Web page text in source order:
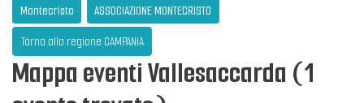
Montecristo
ASSOCIAZIONE MONTECRISTO
Torna alla regione CAMPANIA
Mappa eventi Vallesaccarda (1